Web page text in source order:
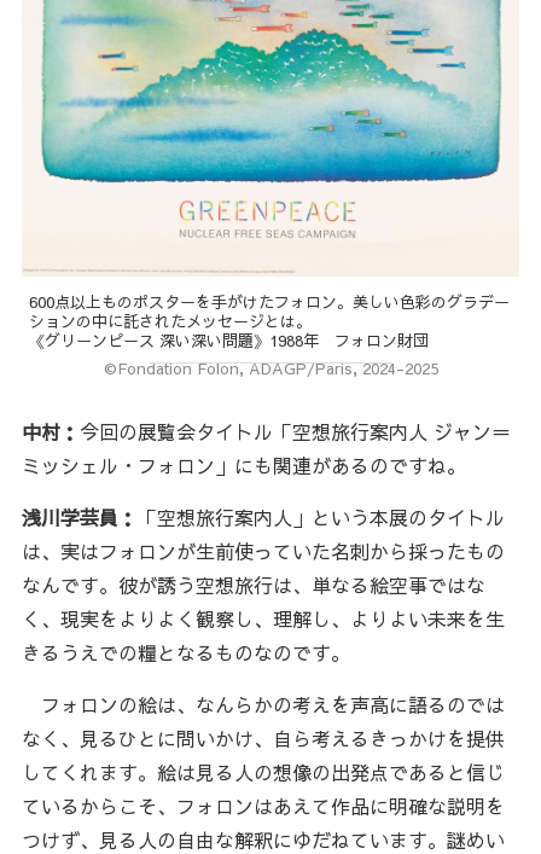
600点以上ものポスターを手がけたフォロン。美しい色彩のグラデー
ションの中に託されたメッセージとは。
《グリーンピース 深い深い問題》1988年 フォロン財団
©Fondation Folon, ADAGP/Paris, 2024-2025
中村： 今回の展覧会タイトル「空想旅行案内人 ジャン＝
ミッシェル・フォロン」にも関連があるのですね。
浅川学芸員：
「空想旅行案内人」という本展のタイトル
は、実はフォロンが生前使っていた名刺から採ったもの
なんです。彼が誘う空想旅行は、単なる絵空事ではな
く、現実をよりよく観察し、理解し、よりよい未来を生
きるうえでの糧となるものなのです。
フォロンの絵は、なんらかの考えを声高に語るのでは
なく、見るひとに問いかけ、自ら考えるきっかけを提供
してくれます。絵は見る人の想像の出発点であると信じ
ているからこそ、フォロンはあえて作品に明確な説明を
つけず、見る人の自由な解釈にゆだねています。謎めい